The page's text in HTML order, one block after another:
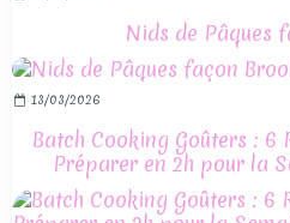
Nids de Pâques
13/03/2026
Batch Cooking Goûters : 6
Préparer en 2h pour la